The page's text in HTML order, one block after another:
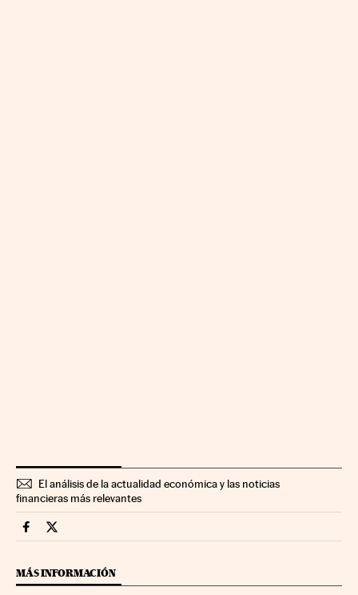
El análisis de la actualidad económica y las noticias
financieras más relevantes
Mercados Financieros Cinco Días en Facebook
Mercados Financieros Cinco Días en Twitter
MÁS INFORMACIÓN